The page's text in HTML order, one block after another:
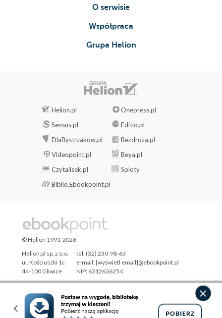
O serwisie
Współpraca
Grupa Helion
Helion.pl
Onepress.pl
Sensus.pl
Editio.pl
DlaBystrzakow.pl
Bezdroza.pl
Videopoint.pl
Beya.pl
Czytalisek.pl
Sploty
Biblio.Ebookpoint.pl
Designed with ♥ byTonik.pl
© Helion 1991-2026
Helion.pl sp. z o.o.
ul. Kościuszki 1c
44-100 Gliwice
tel. (32) 230-98-63
e-mail:[wyświetl email]@ebookpoint.pl
NIP: 6312636254
Regon: 241989027